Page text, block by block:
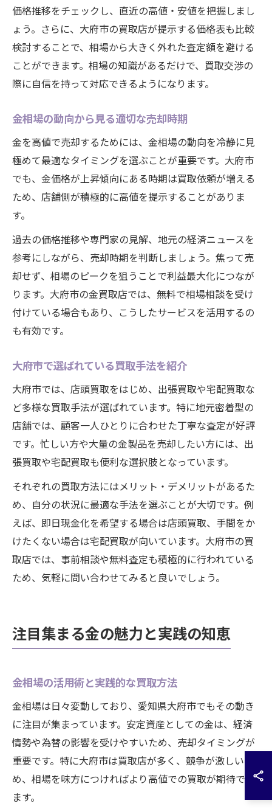
価格推移をチェックし、直近の高値・安値を把握しまし
ょう。さらに、大府市の買取店が提示する価格表も比較
検討することで、相場から大きく外れた査定額を避ける
ことができます。相場の知識があるだけで、買取交渉の
際に自信を持って対応できるようになります。
金相場の動向から見る適切な売却時期
金を高値で売却するためには、金相場の動向を冷静に見
極めて最適なタイミングを選ぶことが重要です。大府市
でも、金価格が上昇傾向にある時期は買取依頼が増える
ため、店舗側が積極的に高値を提示することがありま
す。
過去の価格推移や専門家の見解、地元の経済ニュースを
参考にしながら、売却時期を判断しましょう。焦って売
却せず、相場のピークを狙うことで利益最大化につなが
ります。大府市の金買取店では、無料で相場相談を受け
付けている場合もあり、こうしたサービスを活用するの
も有効です。
大府市で選ばれている買取手法を紹介
大府市では、店頭買取をはじめ、出張買取や宅配買取な
ど多様な買取手法が選ばれています。特に地元密着型の
店舗では、顧客一人ひとりに合わせた丁寧な査定が好評
です。忙しい方や大量の金製品を売却したい方には、出
張買取や宅配買取も便利な選択肢となっています。
それぞれの買取方法にはメリット・デメリットがあるた
め、自分の状況に最適な手法を選ぶことが大切です。例
えば、即日現金化を希望する場合は店頭買取、手間をか
けたくない場合は宅配買取が向いています。大府市の買
取店では、事前相談や無料査定も積極的に行われている
ため、気軽に問い合わせてみると良いでしょう。
注目集まる金の魅力と実践の知恵
金相場の活用術と実践的な買取方法
金相場は日々変動しており、愛知県大府市でもその動き
に注目が集まっています。安定資産としての金は、経済
情勢や為替の影響を受けやすいため、売却タイミングが
重要です。特に大府市は買取店が多く、競争が激しいた
め、相場を味方につければより高値での買取が期待でき
ます。